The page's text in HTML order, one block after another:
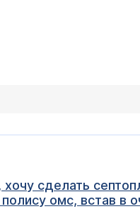
сделать
омс, встав в